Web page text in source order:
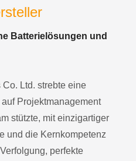
Batterielösungen und
Ltd. strebte eine
Projektmanagement
stützte, mit einzigartiger
und die Kernkompetenz
perfekte